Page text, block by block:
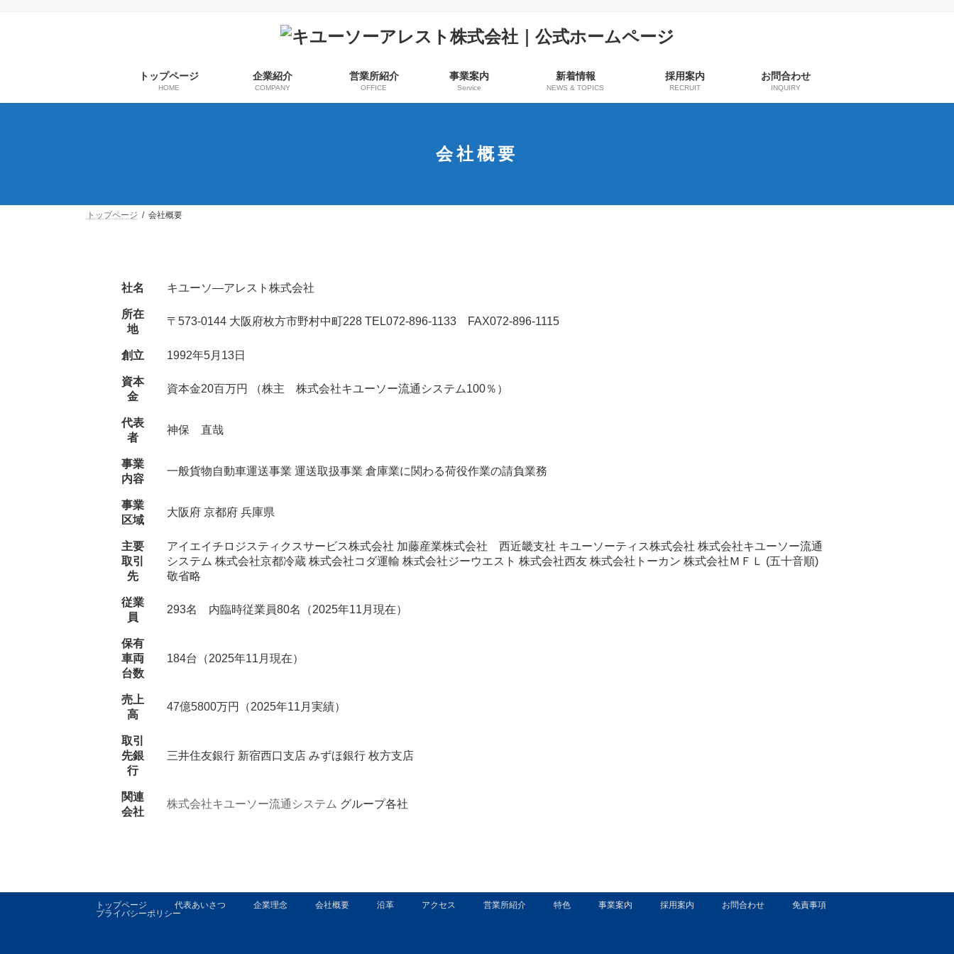
トップページ
HOME
企業紹介
COMPANY
営業所紹介
OFFICE
事業案内
Service
新着情報
NEWS & TOPICS
採用案内
RECRUIT
お問合わせ
INQUIRY
会社概要
トップページ 会社概要
社名 キユーソ―アレスト株式会社
所在
地
〒573-0144 大阪府枚方市野村中町228 TEL072-896-1133 FAX072-896-1115
創立 1992年5月13日
資本
金
資本金20百万円 （株主 株式会社キユーソー流通システム100％）
代表
者
神保 直哉
事業
内容
一般貨物自動車運送事業 運送取扱事業 倉庫業に関わる荷役作業の請負業務
事業
区域
大阪府 京都府 兵庫県
主要
取引
先
アイエイチロジスティクスサービス株式会社 加藤産業株式会社 西近畿支社 キユーソーティス株式会社 株式会社キユーソー流通
システム 株式会社京都冷蔵 株式会社コダ運輸 株式会社ジーウエスト 株式会社西友 株式会社トーカン 株式会社ＭＦＬ (五十音順)
敬省略
従業
員
293名 内臨時従業員80名（2025年11月現在）
保有
車両
台数
184台（2025年11月現在）
売上
高
47億5800万円（2025年11月実績）
取引
先銀
行
三井住友銀行 新宿西口支店 みずほ銀行 枚方支店
関連
会社
株式会社キユーソー流通システム グループ各社
トップページ 代表あいさつ 企業理念 会社概要 沿革 アクセス 営業所紹介 特色 事業案内 採用案内 お問合わせ
免責事項
プライバシーポリシー